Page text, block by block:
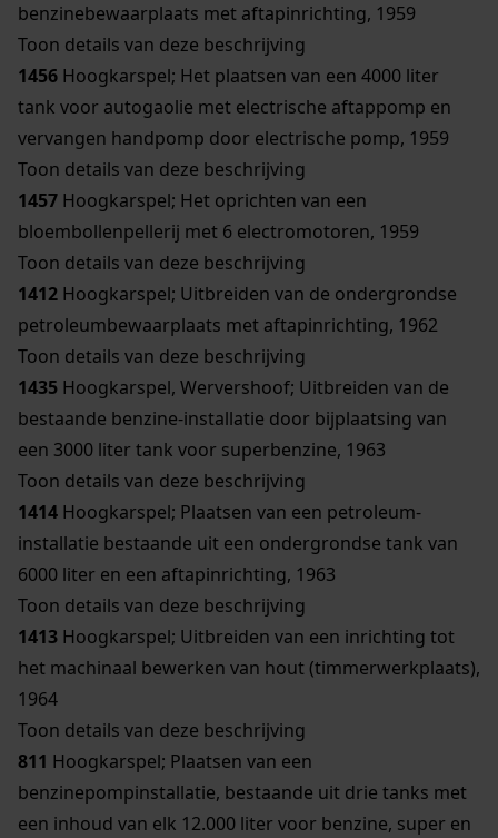
benzinebewaarplaats met aftapinrichting, 1959
Toon details van deze beschrijving
1456 Hoogkarspel; Het plaatsen van een 4000 liter
tank voor autogaolie met electrische aftappomp en
vervangen handpomp door electrische pomp, 1959
Toon details van deze beschrijving
1457 Hoogkarspel; Het oprichten van een
bloembollenpellerij met 6 electromotoren, 1959
Toon details van deze beschrijving
1412 Hoogkarspel; Uitbreiden van de ondergrondse
petroleumbewaarplaats met aftapinrichting, 1962
Toon details van deze beschrijving
1435 Hoogkarspel, Wervershoof; Uitbreiden van de
bestaande benzine-installatie door bijplaatsing van
een 3000 liter tank voor superbenzine, 1963
Toon details van deze beschrijving
1414 Hoogkarspel; Plaatsen van een petroleum-
installatie bestaande uit een ondergrondse tank van
6000 liter en een aftapinrichting, 1963
Toon details van deze beschrijving
1413 Hoogkarspel; Uitbreiden van een inrichting tot
het machinaal bewerken van hout (timmerwerkplaats),
1964
Toon details van deze beschrijving
811 Hoogkarspel; Plaatsen van een
benzinepompinstallatie, bestaande uit drie tanks met
een inhoud van elk 12.000 liter voor benzine, super en